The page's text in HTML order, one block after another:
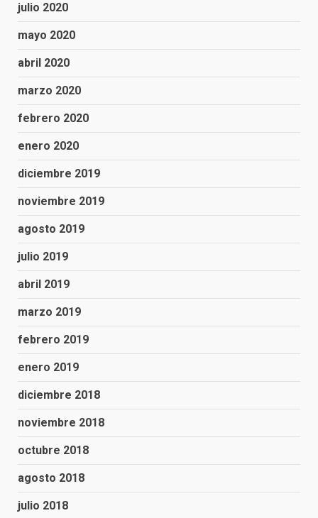
julio 2020
mayo 2020
abril 2020
marzo 2020
febrero 2020
enero 2020
diciembre 2019
noviembre 2019
agosto 2019
julio 2019
abril 2019
marzo 2019
febrero 2019
enero 2019
diciembre 2018
noviembre 2018
octubre 2018
agosto 2018
julio 2018